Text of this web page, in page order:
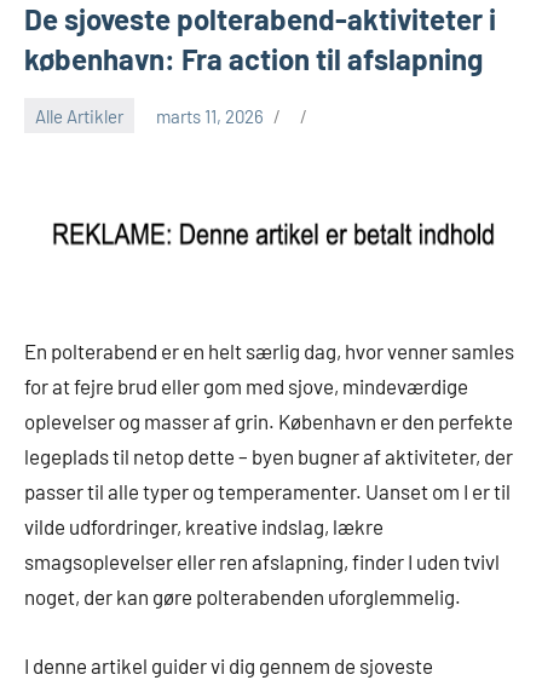
De sjoveste polterabend-aktiviteter i
københavn: Fra action til afslapning
Alle Artikler marts 11, 2026
En polterabend er en helt særlig dag, hvor venner samles
for at fejre brud eller gom med sjove, mindeværdige
oplevelser og masser af grin. København er den perfekte
legeplads til netop dette – byen bugner af aktiviteter, der
passer til alle typer og temperamenter. Uanset om I er til
vilde udfordringer, kreative indslag, lækre
smagsoplevelser eller ren afslapning, finder I uden tvivl
noget, der kan gøre polterabenden uforglemmelig.
I denne artikel guider vi dig gennem de sjoveste